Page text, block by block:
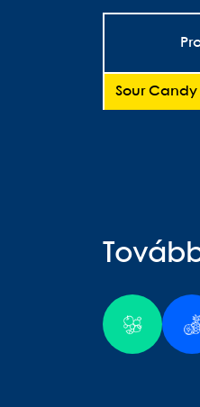
Sour Candy